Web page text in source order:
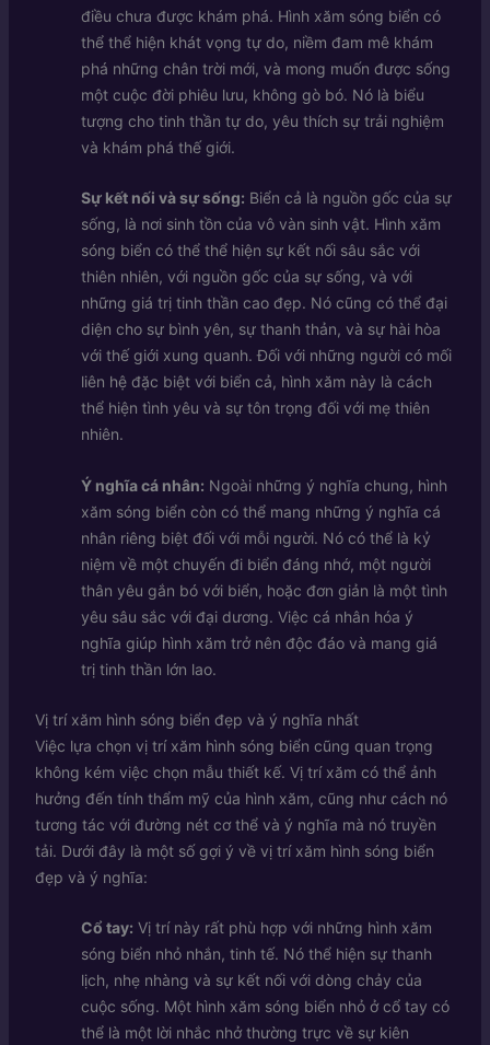
điều chưa được khám phá. Hình xăm sóng biển có
thể thể hiện khát vọng tự do, niềm đam mê khám
phá những chân trời mới, và mong muốn được sống
một cuộc đời phiêu lưu, không gò bó. Nó là biểu
tượng cho tinh thần tự do, yêu thích sự trải nghiệm
và khám phá thế giới.
Sự kết nối và sự sống: Biển cả là nguồn gốc của sự
sống, là nơi sinh tồn của vô vàn sinh vật. Hình xăm
sóng biển có thể thể hiện sự kết nối sâu sắc với
thiên nhiên, với nguồn gốc của sự sống, và với
những giá trị tinh thần cao đẹp. Nó cũng có thể đại
diện cho sự bình yên, sự thanh thản, và sự hài hòa
với thế giới xung quanh. Đối với những người có mối
liên hệ đặc biệt với biển cả, hình xăm này là cách
thể hiện tình yêu và sự tôn trọng đối với mẹ thiên
nhiên.
Ý nghĩa cá nhân: Ngoài những ý nghĩa chung, hình
xăm sóng biển còn có thể mang những ý nghĩa cá
nhân riêng biệt đối với mỗi người. Nó có thể là kỷ
niệm về một chuyến đi biển đáng nhớ, một người
thân yêu gắn bó với biển, hoặc đơn giản là một tình
yêu sâu sắc với đại dương. Việc cá nhân hóa ý
nghĩa giúp hình xăm trở nên độc đáo và mang giá
trị tinh thần lớn lao.
Vị trí xăm hình sóng biển đẹp và ý nghĩa nhất
Việc lựa chọn vị trí xăm hình sóng biển cũng quan trọng
không kém việc chọn mẫu thiết kế. Vị trí xăm có thể ảnh
hưởng đến tính thẩm mỹ của hình xăm, cũng như cách nó
tương tác với đường nét cơ thể và ý nghĩa mà nó truyền
tải. Dưới đây là một số gợi ý về vị trí xăm hình sóng biển
đẹp và ý nghĩa:
Cổ tay: Vị trí này rất phù hợp với những hình xăm
sóng biển nhỏ nhắn, tinh tế. Nó thể hiện sự thanh
lịch, nhẹ nhàng và sự kết nối với dòng chảy của
cuộc sống. Một hình xăm sóng biển nhỏ ở cổ tay có
thể là một lời nhắc nhở thường trực về sự kiên